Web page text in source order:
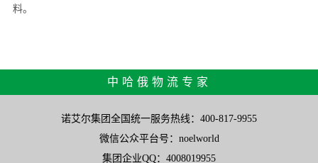
料。
中哈俄物流专家
诺艾尔集团全国统一服务热线：400-817-9955
微信公众平台号：noelworld
集团企业QQ：4008019955